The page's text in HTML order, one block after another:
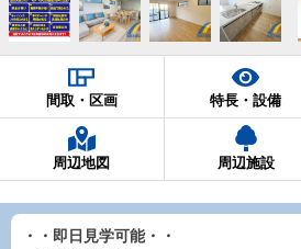
間取・区画 特長・設備
周辺地図 周辺施設
・・即日見学可能・・